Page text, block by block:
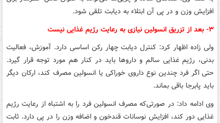
افزایش وزن و در پی آن ابتلاء به دیابت تلقی شود.
۳- بعد از تزریق انسولین نیازی به رعایت رژیم غذایی نیست
ولی زاده اظهار کرد: کنترل دیابت چهار رکن اساسی دارد. آموزش، فعالیت
بدنی، رژیم غذایی سالم و داروها باید در کنار هم مورد توجه قرار گیرد.
حتی اگر فرد چندین نوع داروی خوراکی یا انسولین مصرف کند، ارکان دیگر
باید پابرجا باقی بماند.
وی ادامه داد: در صورتی‌که مصرف انسولین فرد را به اشتباه از رعایت رژیم
غذایی دور کند، افزایش نوسانات قندخون و اضافه وزن را در پی دارد. ثابت